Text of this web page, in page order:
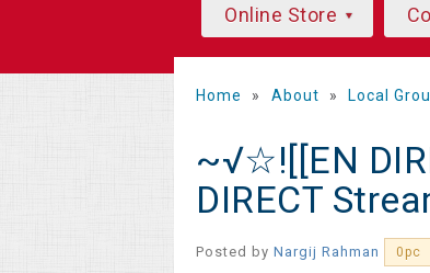
Online Store
Home » About » Local
~√☆![[EN
DIRECT
Posted by Nargij Rahman 0pc